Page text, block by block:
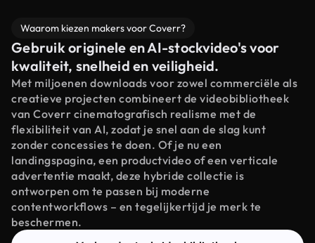
Waarom kiezen makers voor Coverr?
Gebruik originele en AI-stockvideo's voor
kwaliteit, snelheid en veiligheid.
Met miljoenen downloads voor zowel commerciële als
creatieve projecten combineert de videobibliotheek
van Coverr cinematografisch realisme met de
flexibiliteit van AI, zodat je snel aan de slag kunt
zonder concessies te doen. Of je nu een
landingspagina, een productvideo of een verticale
advertentie maakt, deze hybride collectie is
ontworpen om te passen bij moderne
contentworkflows – en tegelijkertijd je merk te
beschermen.